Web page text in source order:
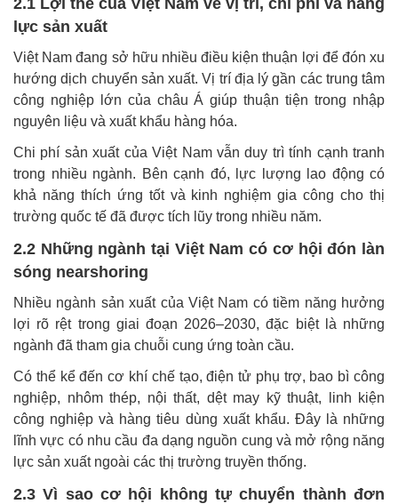
lực sản xuất
Việt Nam đang sở hữu nhiều điều kiện thuận lợi để đón xu
hướng dịch chuyển sản xuất. Vị trí địa lý gần các trung tâm
công nghiệp lớn của châu Á giúp thuận tiện trong nhập
nguyên liệu và xuất khẩu hàng hóa.
Chi phí sản xuất của Việt Nam vẫn duy trì tính cạnh tranh
trong nhiều ngành. Bên cạnh đó, lực lượng lao động có
khả năng thích ứng tốt và kinh nghiệm gia công cho thị
trường quốc tế đã được tích lũy trong nhiều năm.
2.2 Những ngành tại Việt Nam có cơ hội đón làn
sóng nearshoring
Nhiều ngành sản xuất của Việt Nam có tiềm năng hưởng
lợi rõ rệt trong giai đoạn 2026–2030, đặc biệt là những
ngành đã tham gia chuỗi cung ứng toàn cầu.
Có thể kể đến cơ khí chế tạo, điện tử phụ trợ, bao bì công
nghiệp, nhôm thép, nội thất, dệt may kỹ thuật, linh kiện
công nghiệp và hàng tiêu dùng xuất khẩu. Đây là những
lĩnh vực có nhu cầu đa dạng nguồn cung và mở rộng năng
lực sản xuất ngoài các thị trường truyền thống.
2.3 Vì sao cơ hội không tự chuyển thành đơn